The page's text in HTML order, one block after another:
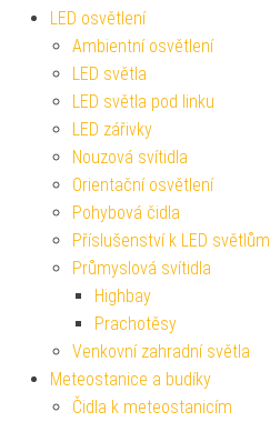
LED osvětlení
Ambientní osvětlení
LED světla
LED světla pod linku
LED zářivky
Nouzová svítidla
Orientační osvětlení
Pohybová čidla
Příslušenství k LED světlům
Průmyslová svítidla
Highbay
Prachotěsy
Venkovní zahradní světla
Meteostanice a budíky
Čidla k meteostanicím